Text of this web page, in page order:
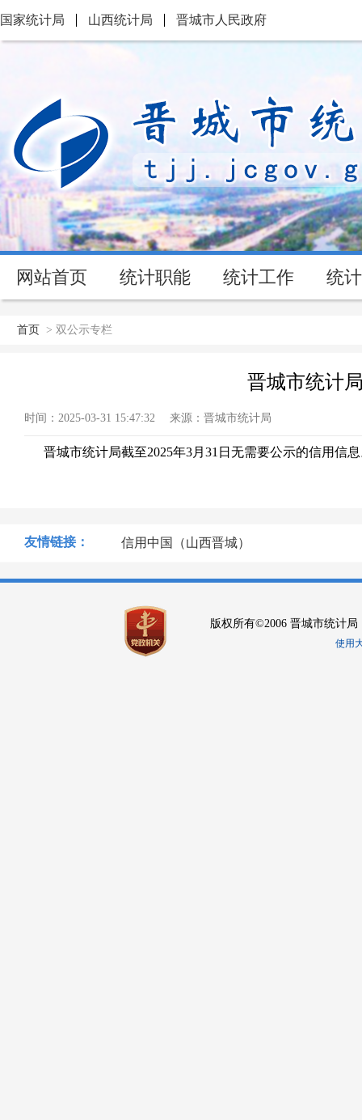
国家统计局 山西统计局 晋城市人民政府
网站首页 统计职能 统计工作 统
首页 > 双公示专栏
晋城市统计
时间： 2025-03-31 15:47:32 来源： 晋城市统计局
晋城市统计局截至2025年3月31日无需要公示的信用信
友情链接： 信用中国（山西晋城）
版权所有©2006 晋城市统计局
使用